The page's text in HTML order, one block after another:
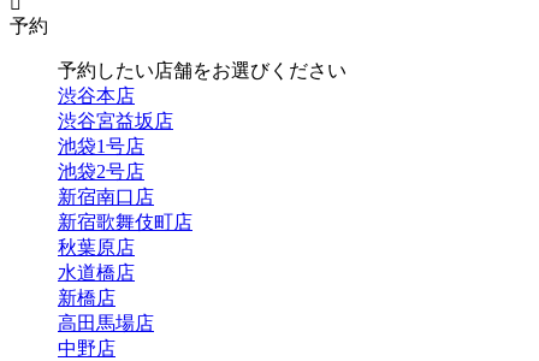
予約
予約したい店舗をお選びください
渋谷本店
渋谷宮益坂店
池袋1号店
池袋2号店
新宿南口店
新宿歌舞伎町店
秋葉原店
水道橋店
新橋店
高田馬場店
中野店